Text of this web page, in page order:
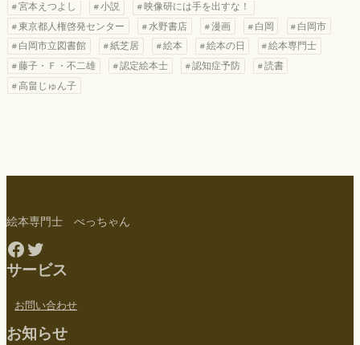
宮本えつよし
小説
映像研には手を出すな！
東京都人権啓発センター
水野書店 漫画 白岡
白岡市
白岡市立図書館
紙芝居 絵本 絵本の日
絵本専門士
藤子・Ｆ・不二雄
認定絵本士 認知症予防
読書
高畠じゅん子
絵本専門士 べっちゃん
Facebook
Twitter
サービス
お問い合わせ
お知らせ